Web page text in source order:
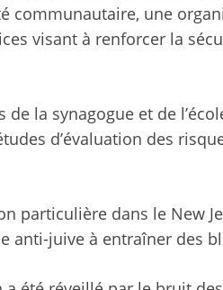
communautaire, une
visant à renforcer la
la synagogue et de
d’évaluation des
particulière dans le New
anti-juive à entraîner des